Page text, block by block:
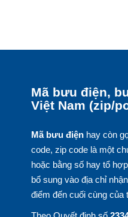
Mã bưu điện,
Việt Nam (zip/
Mã bưu điệnhay còn
code, zip code là một
hoặc bằng số hay tổ
bổ sung vào địa chỉ
điểm đến cuối cùng của